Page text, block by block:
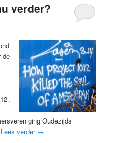
verder?
de
Oudezijds
Lees verder →